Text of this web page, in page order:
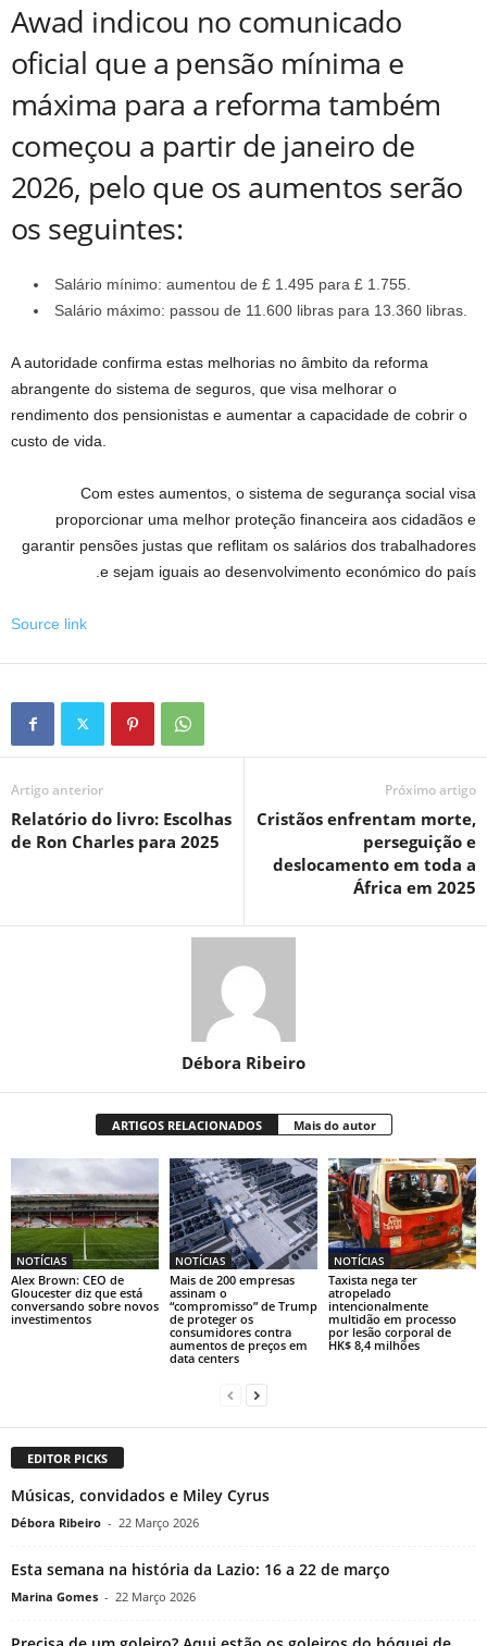
Awad indicou no comunicado
oficial que a pensão mínima e
máxima para a reforma também
começou a partir de janeiro de
2026, pelo que os aumentos serão
os seguintes:
Salário mínimo: aumentou de £ 1.495 para £ 1.755.
Salário máximo: passou de 11.600 libras para 13.360 libras.
A autoridade confirma estas melhorias no âmbito da reforma
abrangente do sistema de seguros, que visa melhorar o
rendimento dos pensionistas e aumentar a capacidade de cobrir o
custo de vida.
Com estes aumentos, o sistema de segurança social visa
proporcionar uma melhor proteção financeira aos cidadãos e
garantir pensões justas que reflitam os salários dos trabalhadores
e sejam iguais ao desenvolvimento económico do país.
Source link
Artigo anterior
Relatório do livro: Escolhas
de Ron Charles para 2025
Próximo artigo
Cristãos enfrentam morte,
perseguição e
deslocamento em toda a
África em 2025
Débora Ribeiro
ARTIGOS RELACIONADOS Mais do autor
NOTÍCIAS
Alex Brown: CEO de
Gloucester diz que está
conversando sobre novos
investimentos
NOTÍCIAS
Mais de 200 empresas
assinam o
“compromisso” de Trump
de proteger os
consumidores contra
aumentos de preços em
data centers
NOTÍCIAS
Taxista nega ter
atropelado
intencionalmente
multidão em processo
por lesão corporal de
HK$ 8,4 milhões
EDITOR PICKS
Músicas, convidados e Miley Cyrus
Débora Ribeiro - 22 Março 2026
Esta semana na história da Lazio: 16 a 22 de março
Marina Gomes - 22 Março 2026